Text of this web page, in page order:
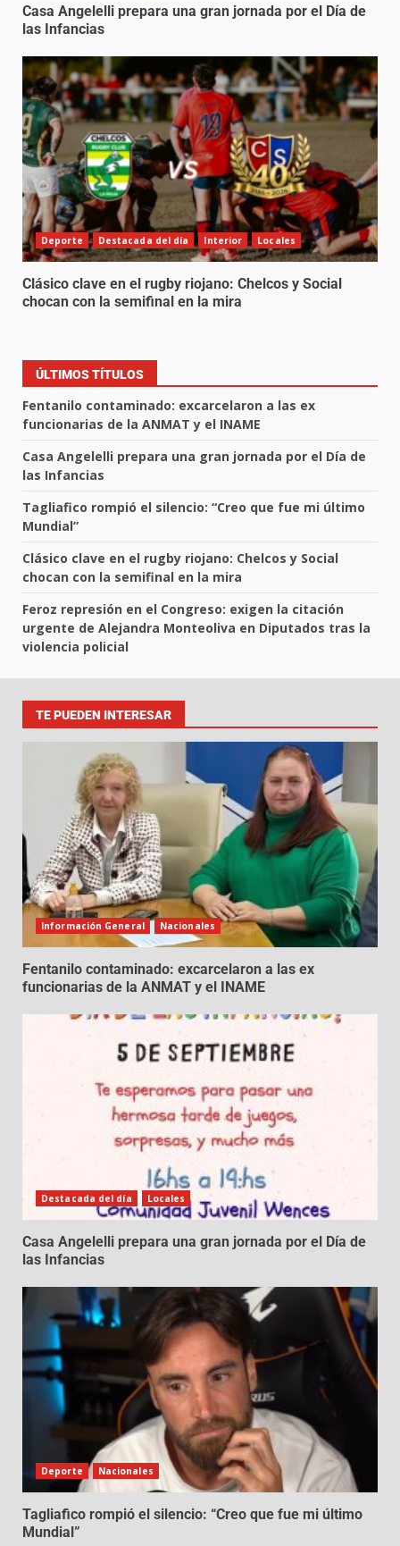
Casa Angelelli prepara una gran jornada por el Día de
las Infancias
Deporte Destacada del día Interior Locales
Clásico clave en el rugby riojano: Chelcos y Social
chocan con la semifinal en la mira
ÚLTIMOS TÍTULOS
Fentanilo contaminado: excarcelaron a las ex
funcionarias de la ANMAT y el INAME
Casa Angelelli prepara una gran jornada por el Día de
las Infancias
Tagliafico rompió el silencio: “Creo que fue mi último
Mundial”
Clásico clave en el rugby riojano: Chelcos y Social
chocan con la semifinal en la mira
Feroz represión en el Congreso: exigen la citación
urgente de Alejandra Monteoliva en Diputados tras la
violencia policial
TE PUEDEN INTERESAR
Información General Nacionales
Fentanilo contaminado: excarcelaron a las ex
funcionarias de la ANMAT y el INAME
Destacada del día Locales
Casa Angelelli prepara una gran jornada por el Día de
las Infancias
Deporte Nacionales
Tagliafico rompió el silencio: “Creo que fue mi último
Mundial”